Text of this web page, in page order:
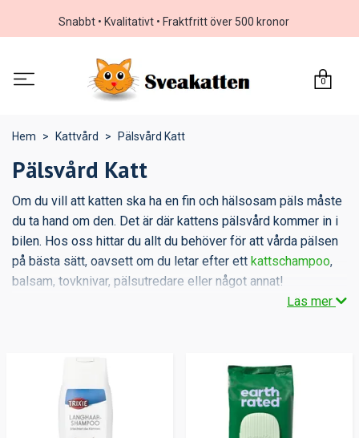
Snabbt • Kvalitativt • Fraktfritt över 500 kronor
0
Hem Kattvård Pälsvård Katt
Pälsvård Katt
Om du vill att katten ska ha en fin och hälsosam päls måste
du ta hand om den. Det är där kattens pälsvård kommer in i
bilen. Hos oss hittar du allt du behöver för att vårda pälsen
på bästa sätt, oavsett om du letar efter ett kattschampoo,
balsam, tovknivar, pälsutredare eller något annat!
Läs mer